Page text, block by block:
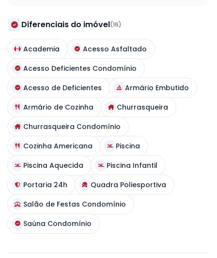
Diferenciais do imóvel(16)
Academia
Acesso Asfaltado
Acesso Deficientes Condomínio
Acesso de Deficientes
Armário Embutido
Armário de Cozinha
Churrasqueira
Churrasqueira Condomínio
Cozinha Americana
Piscina
Piscina Aquecida
Piscina Infantil
Portaria 24h
Quadra Poliesportiva
Salão de Festas Condomínio
Saúna Condomínio